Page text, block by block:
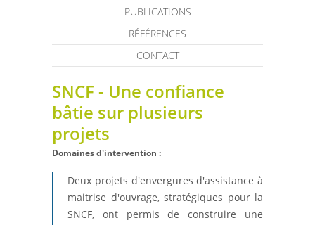
PUBLICATIONS
RÉFÉRENCES
CONTACT
SNCF - Une confiance
bâtie sur plusieurs
projets
Domaines d'intervention :
Deux projets d'envergures d'assistance à
maitrise d'ouvrage, stratégiques pour la
SNCF, ont permis de construire une